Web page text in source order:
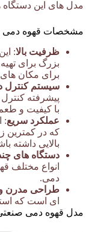
مدل های این
مشخصات قهوه دمی
ظرفیت بالا:
بزرگ برای
برای مکان
سیستم کنترل
پیشرفته
با کیفیت و
عملکرد سریع:
که در کمترین
بالایی داشته
دستگاه های
انواع مختلف
دمی.
طراحی مدرن و
ای است که
مدل قهوه دمی صنعتی